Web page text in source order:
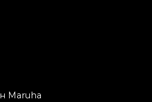
Maruha